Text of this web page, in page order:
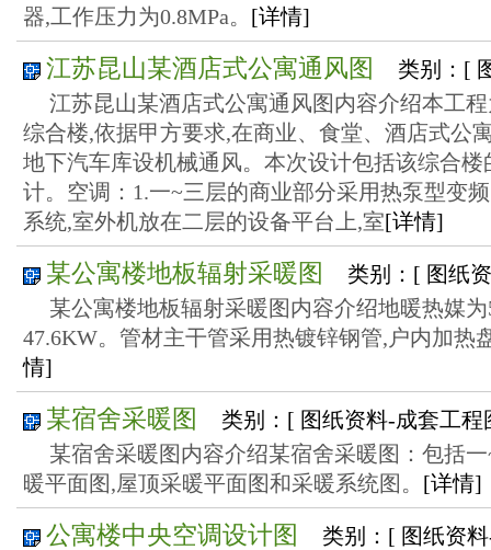
器,工作压力为0.8MPa。 [详情]
江苏昆山某酒店式公寓通风图
类别：[
江苏昆山某酒店式公寓通风图内容介绍本工
综合楼,依据甲方要求,在商业、食堂、酒店式公
地下汽车库设机械通风。本次设计包括该综合
计。空调：1.一~三层的商业部分采用热泵型变
系统,室外机放在二层的设备平台上,室[详情]
某公寓楼地板辐射采暖图
类别：[ 图纸
某公寓楼地板辐射采暖图内容介绍地暖热媒
47.6KW。管材主干管采用热镀锌钢管,户内加热
情]
某宿舍采暖图
类别：[ 图纸资料-成套工程
某宿舍采暖图内容介绍某宿舍采暖图：包括
暖平面图,屋顶采暖平面图和采暖系统图。 [详情]
公寓楼中央空调设计图
类别：[ 图纸资